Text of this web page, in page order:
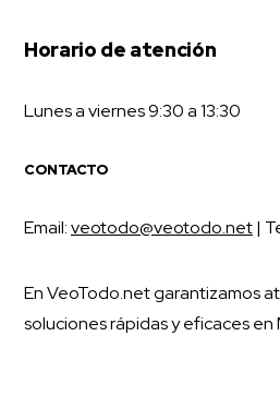
Horario de atención
Lunes a viernes 9:30 a 13:30
CONTACTO
Email:veotodo@veotodo.net|
En VeoTodo.net garantizamos
soluciones rápidas y eficaces